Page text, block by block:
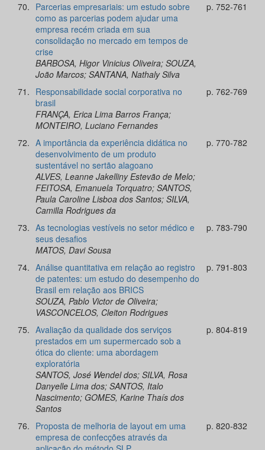
70. Parcerias empresariais: um estudo sobre
como as parcerias podem ajudar uma
empresa recém criada em sua
consolidação no mercado em tempos de
crise
BARBOSA, Higor Vinicius Oliveira; SOUZA,
João Marcos; SANTANA, Nathaly Silva
p. 752-761
71. Responsabilidade social corporativa no
brasil
FRANÇA, Erica Lima Barros França;
MONTEIRO, Luciano Fernandes
p. 762-769
72. A importância da experiência didática no
desenvolvimento de um produto
sustentável no sertão alagoano
ALVES, Leanne Jakelliny Estevão de Melo;
FEITOSA, Emanuela Torquatro; SANTOS,
Paula Caroline Lisboa dos Santos; SILVA,
Camilla Rodrigues da
p. 770-782
73. As tecnologias vestíveis no setor médico e
seus desafios
MATOS, Davi Sousa
p. 783-790
74. Análise quantitativa em relação ao registro
de patentes: um estudo do desempenho do
Brasil em relação aos BRICS
SOUZA, Pablo Victor de Oliveira;
VASCONCELOS, Cleiton Rodrigues
p. 791-803
75. Avaliação da qualidade dos serviços
prestados em um supermercado sob a
ótica do cliente: uma abordagem
exploratória
SANTOS, José Wendel dos; SILVA, Rosa
Danyelle Lima dos; SANTOS, Italo
Nascimento; GOMES, Karine Thaís dos
Santos
p. 804-819
76. Proposta de melhoria de layout em uma
empresa de confecções através da
p. 820-832